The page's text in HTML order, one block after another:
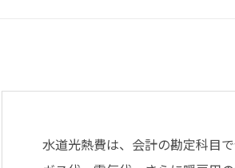
水道光熱費は、会計の勘定科目